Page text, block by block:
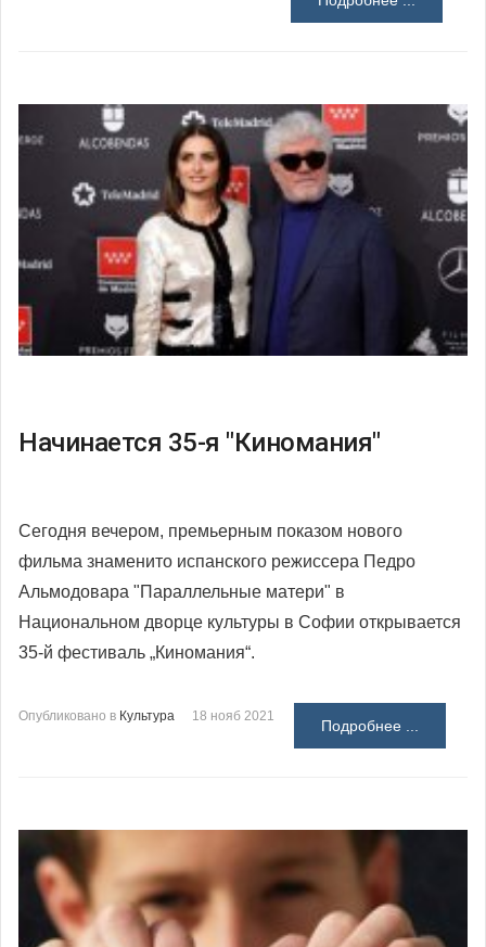
Начинается 35-я "Киномания"
Сегодня вечером, премьерным показом нового
фильма знаменито испанского режиссера Педро
Альмодовара "Параллельные матери" в
Национальном дворце культуры в Софии открывается
35-й фестиваль „Киномания“.
Опубликовано в Культура 18 нояб 2021
Подробнее ...